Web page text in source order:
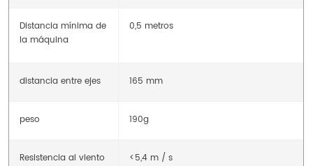
Distancia mínima de
la máquina
0,5 metros
distancia entre ejes 165 mm
peso 190g
Resistencia al viento <5,4 m / s